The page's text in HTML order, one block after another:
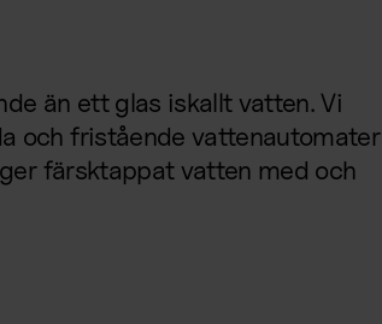
än ett glas iskallt vatten. Vi
och fristående vattenautomater
färsktappat vatten med och